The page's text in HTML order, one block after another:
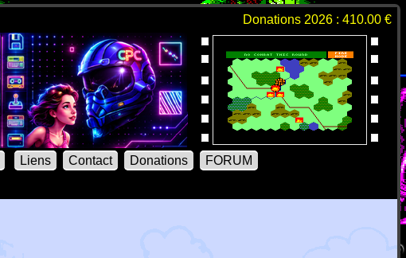
Donations 2026 : 410.00 €
Liens Contact Donations
FORUM